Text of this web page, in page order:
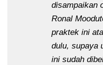
disampaikan
Ronal
praktek ini
dulu, supaya
ini sudah